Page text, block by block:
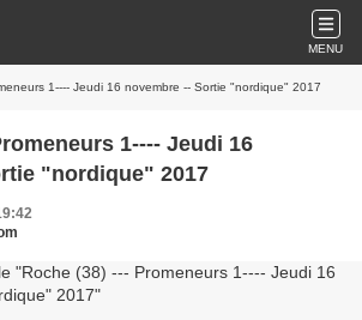
MENU
1---- Jeudi 16 novembre -- Sortie "nordique" 2017
novembre -- Sortie "nordique" 2017